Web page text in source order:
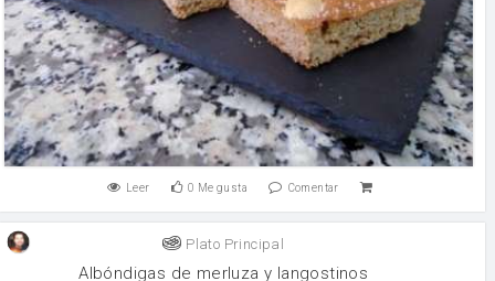
Leer 0 Me gusta Comentar
Plato Principal
Albóndigas de merluza y langostinos